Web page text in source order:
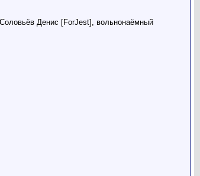
Денис [ForJest], вольнонаёмный